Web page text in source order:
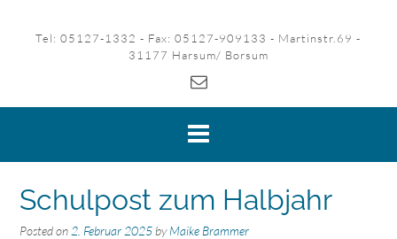
Tel: 05127-1332 - Fax: 05127-909133 - Martinstr.69 -
31177 Harsum/ Borsum
Schulpost zum Halbjahr
Posted on 2. Februar 2025 byMaike Brammer